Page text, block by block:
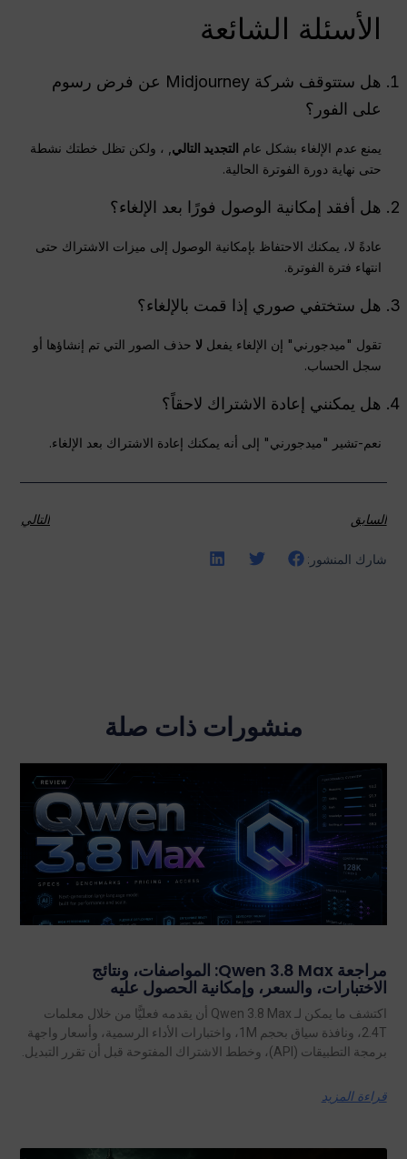
الأسئلة الشائعة
هل ستتوقف شركة Midjourney عن فرض رسوم
على الفور؟
يمنع عدم الإلغاء بشكل عام التجديد التالي , ، ولكن تظل خطتك نشطة
حتى نهاية دورة الفوترة الحالية.
هل أفقد إمكانية الوصول فورًا بعد الإلغاء؟
عادةً لا، يمكنك الاحتفاظ بإمكانية الوصول إلى ميزات الاشتراك حتى
انتهاء فترة الفوترة.
هل ستختفي صوري إذا قمت بالإلغاء؟
تقول "ميدجورني" إن الإلغاء يفعل لا حذف الصور التي تم إنشاؤها أو
سجل الحساب.
هل يمكنني إعادة الاشتراك لاحقاً؟
نعم-تشير "ميدجورني" إلى أنه يمكنك إعادة الاشتراك بعد الإلغاء.
السابق التالي
شارك المنشور:
منشورات ذات صلة
مراجعة Qwen 3.8 Max: المواصفات، ونتائج
الاختبارات، والسعر، وإمكانية الحصول عليه
اكتشف ما يمكن لـ Qwen 3.8 Max أن يقدمه فعليًّا من خلال معلمات
2.4T، ونافذة سياق بحجم 1M، واختبارات الأداء الرسمية، وأسعار واجهة
برمجة التطبيقات (API)، وخطط الاشتراك المفتوحة قبل أن تقرر التبديل.
قراءة المزيد